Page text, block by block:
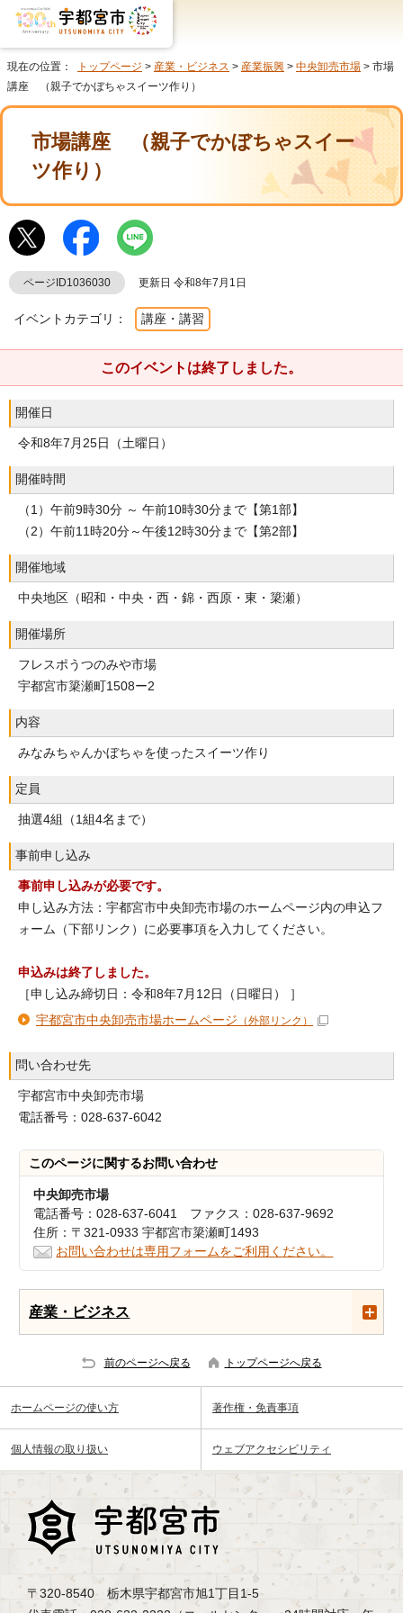
現在の位置： トップページ > 産業・ビジネス > 産業振興 > 中央卸売市場 > 市場
講座 （親子でかぼちゃスイーツ作り）
市場講座 （親子でかぼちゃスイー
ツ作り）
ページID1036030 更新日 令和8年7月1日
イベントカテゴリ： 講座・講習
このイベントは終了しました。
開催日
令和8年7月25日（土曜日）
開催時間
（1）午前9時30分 ～ 午前10時30分まで【第1部】
（2）午前11時20分～午後12時30分まで【第2部】
開催地域
中央地区（昭和・中央・西・錦・西原・東・簗瀬）
開催場所
フレスポうつのみや市場
宇都宮市簗瀬町1508ー2
内容
みなみちゃんかぼちゃを使ったスイーツ作り
定員
抽選4組（1組4名まで）
事前申し込み
事前申し込みが必要です。
申し込み方法：宇都宮市中央卸売市場のホームページ内の申込フ
ォーム（下部リンク）に必要事項を入力してください。
申込みは終了しました。
［申し込み締切日：令和8年7月12日（日曜日） ］
宇都宮市中央卸売市場ホームページ （外部リンク）
問い合わせ先
宇都宮市中央卸売市場
電話番号：028-637-6042
このページに関するお問い合わせ
中央卸売市場
電話番号：028-637-6041 ファクス：028-637-9692
住所：〒321-0933 宇都宮市簗瀬町1493
お問い合わせは専用フォームをご利用ください。
産業・ビジネス
前のページへ戻る トップページへ戻る
ホームページの使い方 著作権・免責事項
個人情報の取り扱い ウェブアクセシビリティ
〒320-8540 栃木県宇都宮市旭1丁目1-5